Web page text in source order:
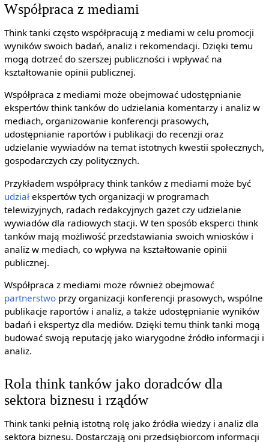
Współpraca z mediami
Think tanki często współpracują z mediami w celu promocji
wyników swoich badań, analiz i rekomendacji. Dzięki temu
mogą dotrzeć do szerszej publiczności i wpływać na
kształtowanie opinii publicznej.
Współpraca z mediami może obejmować udostępnianie
ekspertów think tanków do udzielania komentarzy i analiz w
mediach, organizowanie konferencji prasowych,
udostępnianie raportów i publikacji do recenzji oraz
udzielanie wywiadów na temat istotnych kwestii społecznych,
gospodarczych czy politycznych.
Przykładem współpracy think tanków z mediami może być
udziałekspertów tych organizacji w programach
telewizyjnych, radach redakcyjnych gazet czy udzielanie
wywiadów dla radiowych stacji. W ten sposób eksperci think
tanków mają możliwość przedstawiania swoich wniosków i
analiz w mediach, co wpływa na kształtowanie opinii
publicznej.
Współpraca z mediami może również obejmować
partnerstwoprzy organizacji konferencji prasowych, wspólne
publikacje raportów i analiz, a także udostępnianie wyników
badań i ekspertyz dla mediów. Dzięki temu think tanki mogą
budować swoją reputację jako wiarygodne źródło informacji i
analiz.
Rola think tanków jako doradców dla
sektora biznesu i rządów
Think tanki pełnią istotną rolę jako źródła wiedzy i analiz dla
sektora biznesu. Dostarczają oni przedsiębiorcom informacji